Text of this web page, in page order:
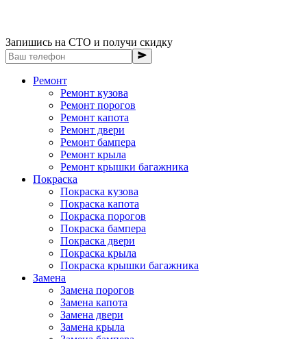
Запишись на СТО и получи скидку
Ремонт
Ремонт кузова
Ремонт порогов
Ремонт капота
Ремонт двери
Ремонт бампера
Ремонт крыла
Ремонт крышки багажника
Покраска
Покраска кузова
Покраска капота
Покраска порогов
Покраска бампера
Покраска двери
Покраска крыла
Покраска крышки багажника
Замена
Замена порогов
Замена капота
Замена двери
Замена крыла